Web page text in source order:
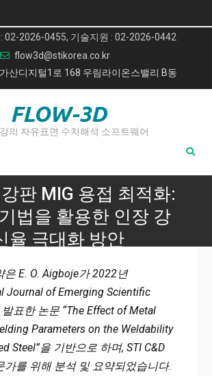
02-2026-0455, 기술지원 : 02-2026-0442
flow3d@stikorea.co.kr
산디지털1로 168 우림라이온스밸리 B동
FLOW-3D
의 자유표면 수치해석 소프트웨어
판 MIG 용접 최적화:
법을 활용한 인장 강
율 극대화 방안
용접 최적화: Taguchi 기법을 활용한 인장
도 및 연신율 극대화 방안
은 E. O. Aigboje가 2022년
Journal of Emerging Scientific
표한 논문 “The Effect of Metal
Parameters on the Weldability
Steel”을 기반으로 하며, STI C&D
가를 위해 분석 및 요약되었습니다.